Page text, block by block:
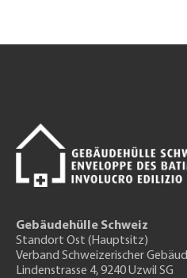
Gebäudehülle Schweiz
Standort Ost (Hauptsitz)
Verband Schweizerischer
Lindenstrasse 4, 9240 Uzwil SG